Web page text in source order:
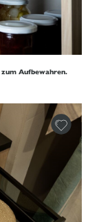
Aufbewahren.